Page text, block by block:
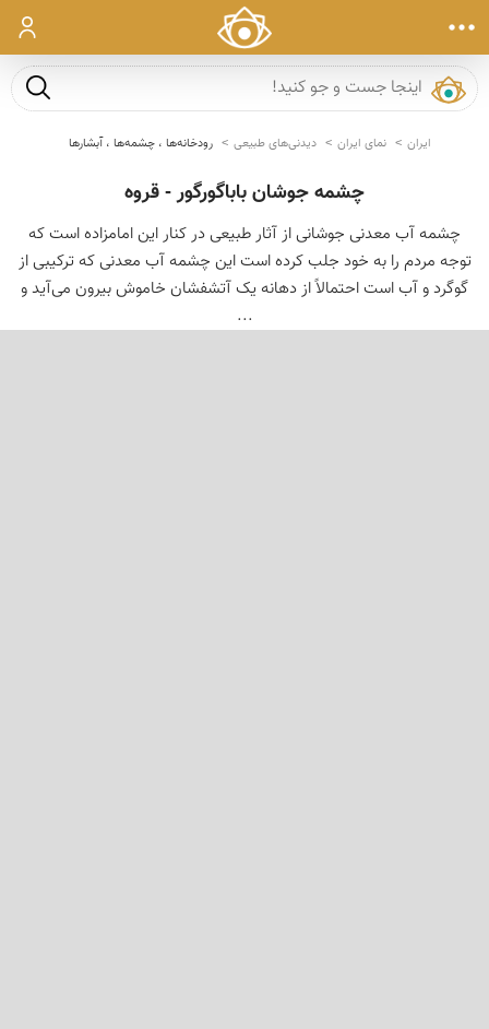
ورود
جست و
ایران نمای ایران دیدنی‌های طبیعی رودخانه‌ها ، چشمه‌ها ، آبشارها
چشمه جوشان باباگورگور - قروه
چشمه آب معدنی جوشانی از آثار طبیعی در کنار این امامزاده است که
توجه مردم را به خود جلب کرده است این چشمه آب معدنی که ترکیبی از
گوگرد و آب است احتمالاً از دهانه یک آتشفشان خاموش بیرون می‌آید و
...